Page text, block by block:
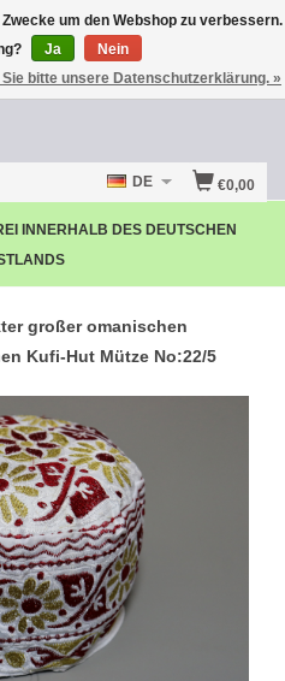
€0,00
DE
INNERHALB DES DEUTSCHEN
großer omanischen
Kufi-Hut Mütze No:22/5
um den Webshop zu verbessern.
Ja
Nein
bitte unsere Datenschutzerklärung. »